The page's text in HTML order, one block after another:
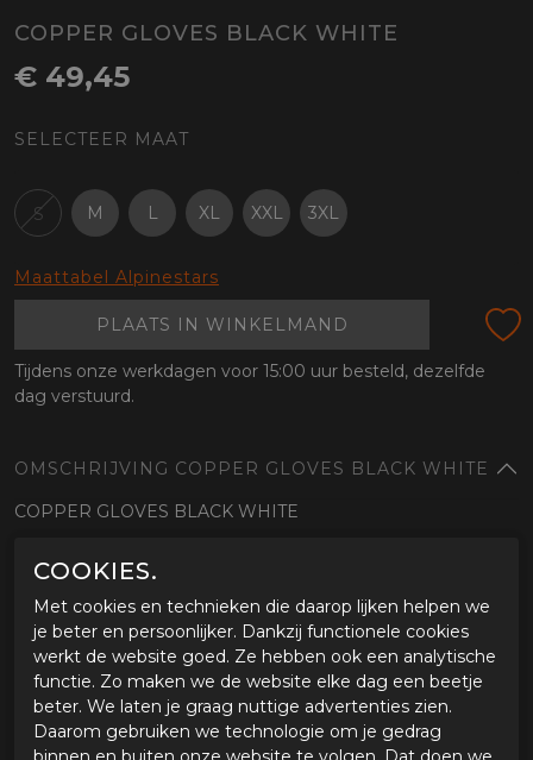
COPPER GLOVES BLACK WHITE
€ 49,45
SELECTEER MAAT
S M L XL XXL 3XL
Maattabel Alpinestars
PLAATS IN WINKELMAND
Tijdens onze werkdagen voor 15:00 uur besteld, dezelfde
dag verstuurd.
OMSCHRIJVING COPPER GLOVES BLACK WHITE
COPPER GLOVES BLACK WHITE
SPECIFICATIES COPPER GLOVES BLACK WHITE
Merk
Alpinestars
Leveranciercode
356842012XL
Categorie
Zomer handschoenen
Kleur
zwart/wit
Materiaal buitenkant
Textiel
Bestelcode
ci3342346
COOKIES.
Met cookies en technieken die daarop lijken helpen we
je beter en persoonlijker. Dankzij functionele cookies
werkt de website goed. Ze hebben ook een analytische
functie. Zo maken we de website elke dag een beetje
beter. We laten je graag nuttige advertenties zien.
Daarom gebruiken we technologie om je gedrag